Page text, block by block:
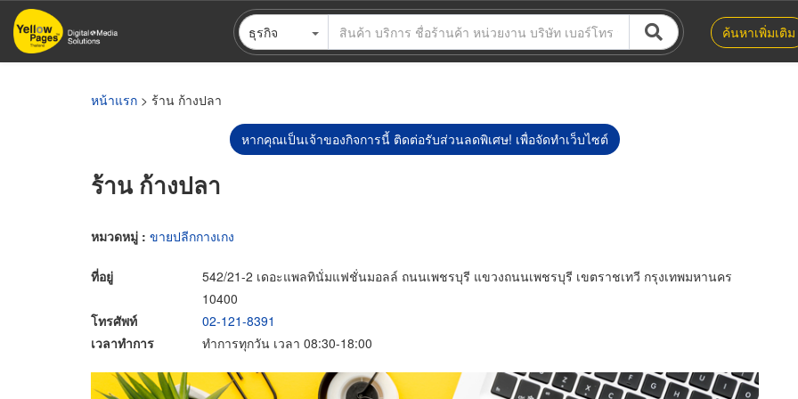
ข้าม
ไป
ธุรกิจ ค้นหาเพิ่มเติม
หน้าแรก > ร้าน ก้างปลา
หากคุณเป็นเจ้าของกิจการนี้ ติดต่อรับส่วนลดพิเศษ! เพื่อจัดทำเว็บไซต์
ร้าน ก้างปลา
หมวดหมู่ : ขายปลีกกางเกง
ที่อยู่
542/21-2 เดอะแพลทินั่มแฟชั่นมอลล์ ถนนเพชรบุรี แขวงถนนเพชรบุรี เขตราชเทวี กรุงเทพมหานคร
10400
โทรศัพท์
02-121-8391
เวลาทำการ
ทำการทุกวัน เวลา 08:30-18:00